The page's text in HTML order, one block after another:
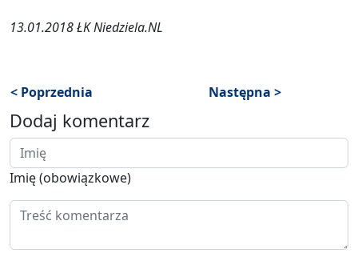
13.01.2018 ŁK Niedziela.NL
< Poprzednia Następna >
Dodaj komentarz
Imię (obowiązkowe)